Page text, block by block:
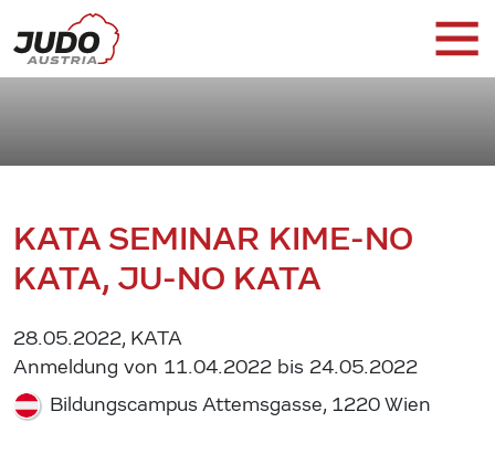
KATA SEMINAR KIME-NO
KATA, JU-NO KATA
28.05.2022, KATA
Anmeldung von 11.04.2022 bis 24.05.2022
Bildungscampus Attemsgasse, 1220 Wien